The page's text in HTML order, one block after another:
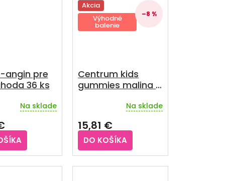
angin pre
36 ks
Na sklade
Akcia
Výhodné
balenie
–8 %
Centrum kids
gummies malina a
balenie 2 x 60 ks +
darček
Na sklade
15,81 €
DO KOŠÍKA